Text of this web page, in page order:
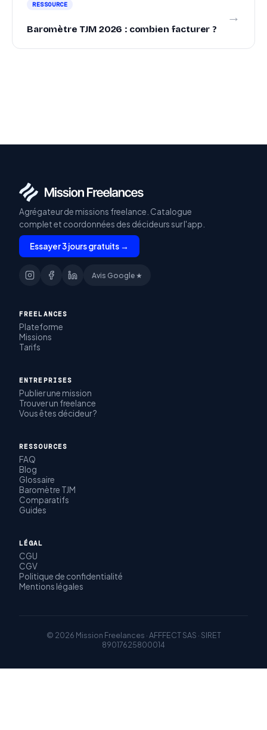
RESSOURCE
Baromètre TJM 2026 : combien facturer ?
→
Agrégateur de missions freelance. Catalogue
complet et coordonnées des décideurs sur l'app.
Essayer 3 jours gratuits →
Avis Google ★
FREELANCES
Plateforme
Missions
Tarifs
ENTREPRISES
Publier une mission
Trouver un freelance
Vous êtes décideur ?
RESSOURCES
FAQ
Blog
Glossaire
Baromètre TJM
Comparatifs
Guides
LÉGAL
CGU
CGV
Politique de confidentialité
Mentions légales
© 2026 Mission Freelances · AFFFECT SAS · SIRET
89017625800014